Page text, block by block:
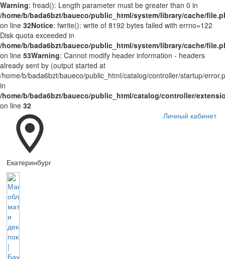
Warning: fread(): Length parameter must be greater than 0 in
/home/b/bada6bzt/baueco/public_html/system/library/cache/
on line 32Notice: fwrite(): write of 8192 bytes failed with errno=122
Disk quota exceeded in
/home/b/bada6bzt/baueco/public_html/system/library/cache/
on line 53Warning: Cannot modify header information - headers
already sent by (output started at
/home/b/bada6bzt/baueco/public_html/catalog/controller/startup/
in
/home/b/bada6bzt/baueco/public_html/catalog/controller/
on line 32
Екатеринбург
Личный кабинет